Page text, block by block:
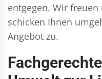
entgegen. Wir
schicken Ihnen
Angebot zu.